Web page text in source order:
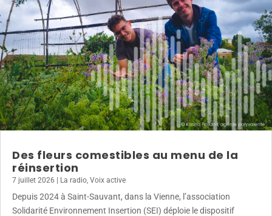
Des fleurs comestibles au menu de la
réinsertion
7 juillet 2026 | La radio, Voix active
Depuis 2024 à Saint-Sauvant, dans la Vienne, l’association
Solidarité Environnement Insertion (SEI) déploie le dispositif